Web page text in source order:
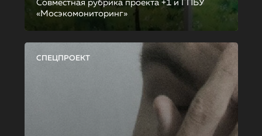
Совместная рубрика проекта +1 и ГПБУ
«Мосэкомониторинг»
СПЕЦПРОЕКТ